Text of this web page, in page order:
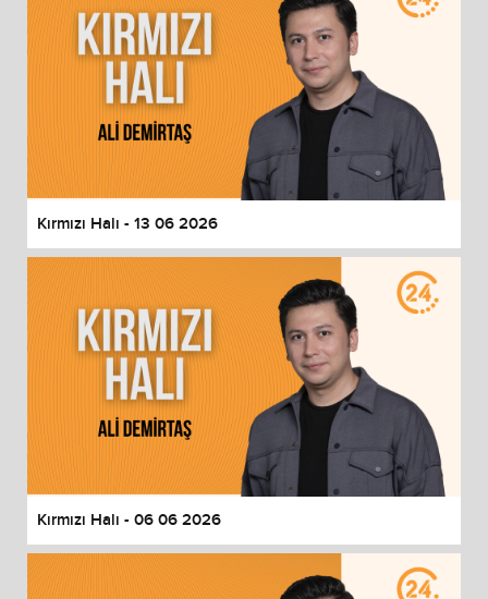
Kırmızı Halı - 13 06 2026
Kırmızı Halı - 06 06 2026